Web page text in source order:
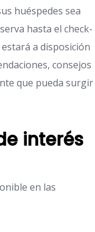
huéspedes sea
hasta el check-
a disposición
consejos
que pueda surgir
interés
en las